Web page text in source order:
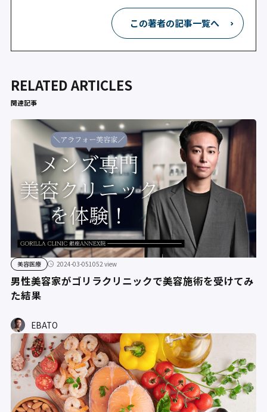
この著者の記事一覧へ
RELATED ARTICLES
関連記事
美容医療 2024-03-051052 view
男性美容家がゴリラクリニックで美容施術を受けてみ
た結果
EBATO